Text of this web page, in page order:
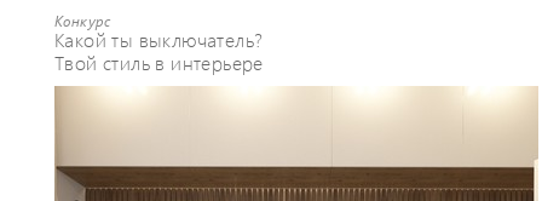
Конкурс
Какой ты выключатель?
Твой стиль в интерьере